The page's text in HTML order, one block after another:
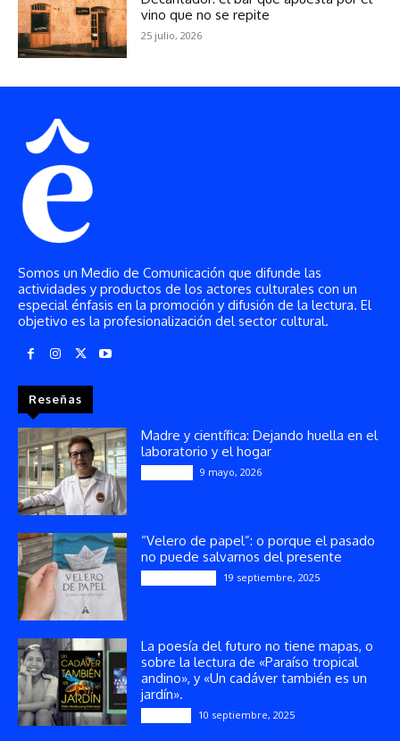
Somos un Medio de Comunicación que difunde las
actividades y productos de los actores culturales con un
especial énfasis en la promoción y difusión de la lectura. El
objetivo es la profesionalización del sector cultural.
Reseñas
Madre y científica: Dejando huella en el
laboratorio y el hogar
9 mayo, 2026
“Velero de papel”: o porque el pasado
no puede salvarnos del presente
19 septiembre, 2025
La poesía del futuro no tiene mapas, o
sobre la lectura de «Paraíso tropical
andino», y «Un cadáver también es un
jardín».
10 septiembre, 2025